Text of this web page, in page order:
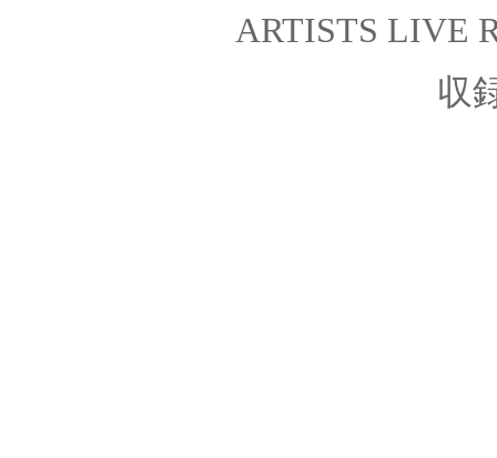
ARTISTS LIVE
収